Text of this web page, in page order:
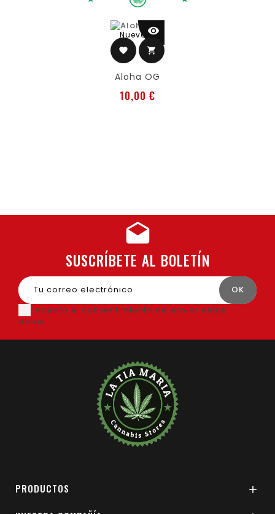
Nuevo
favorite shopping_cart
visibility
Aloha OG
10,00 €
SUSCRÍBETE AL BOLETÍN
Acepto el consentimiento de enviar estos
datos.
PRODUCTOS 